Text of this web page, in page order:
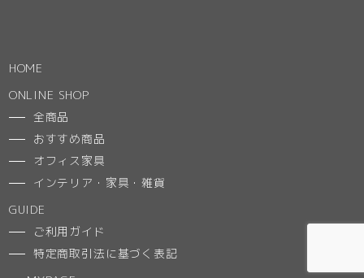
HOME
ONLINE SHOP
全商品
おすすめ商品
オフィス家具
インテリア・家具・雑貨
GUIDE
ご利用ガイド
特定商取引法に基づく表記